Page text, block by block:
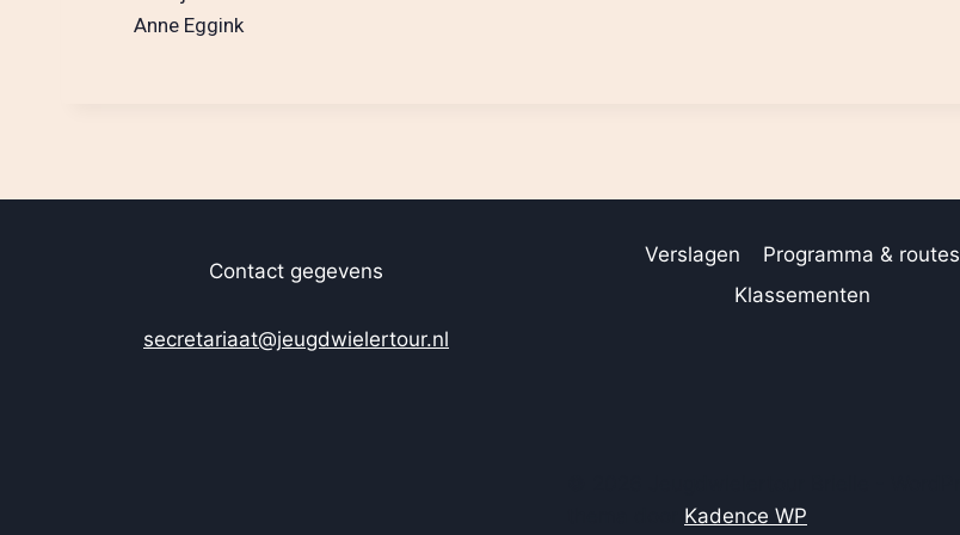
Anne Eggink
Contact gegevens
secretariaat@jeugdwielertour.nl
Verslagen
Programma & routes
Klassementen
Kadence WP